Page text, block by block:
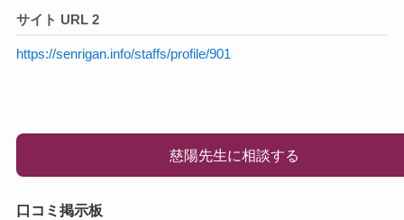
サイト URL 2
https://senrigan.info/staffs/profile/901
慈陽先生に相談する
口コミ掲示板